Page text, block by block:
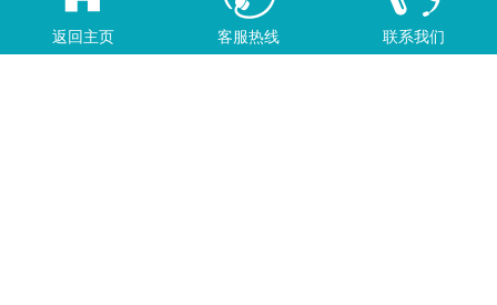
返回主页 客服热线 联系我们